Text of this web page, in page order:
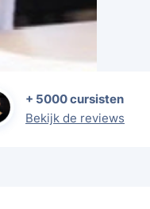
+ 5000 cursisten
Bekijk de reviews